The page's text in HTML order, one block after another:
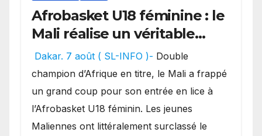
Afrobasket U18 féminine : le
Mali réalise un véritable
festival offensif et inflige
une lourde défaite au
Bénin.
Dakar. 7 août ( SL-INFO )- Double
champion d’Afrique en titre, le Mali a frappé
un grand coup pour son entrée en lice à
l’Afrobasket U18 féminin. Les jeunes
Maliennes ont littéralement surclassé le